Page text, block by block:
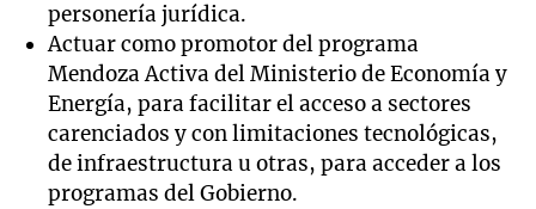
personería jurídica.
Actuar como promotor del programa
Mendoza Activa del Ministerio de Economía y
Energía, para facilitar el acceso a sectores
carenciados y con limitaciones tecnológicas,
de infraestructura u otras, para acceder a los
programas del Gobierno.